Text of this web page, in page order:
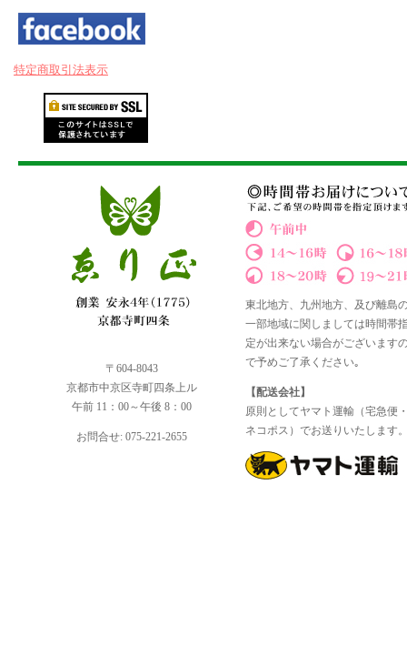
特定商取引法表示
〒604-8043
京都市中京区寺町四条上ル
午前 11：00～午後 8：00
お問合せ: 075-221-2655
東北地方、九州地方、及び離島
一部地域に関しましては時間帯
定が出来ない場合がございます
で予めご了承ください｡
【配送会社】
原則としてヤマト運輸（宅急便
ネコポス）でお送りいたします